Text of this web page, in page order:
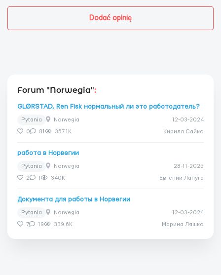
Dodać opinię
Forum "Norwegia":
GLØRSTAD, Ren Fisk нормальный ли это работодатель?
Pytania Norwegia 12-03-2024
0 81 357.1K Кирилл Сайко
работа в Норвегии
Pytania Norwegia 28-11-2025
2 1 340K Евгений Лапуга
Документа для работы в Норвегии
Pytania Norwegia 12-03-2024
7 19 339.6K Марина Ляшко